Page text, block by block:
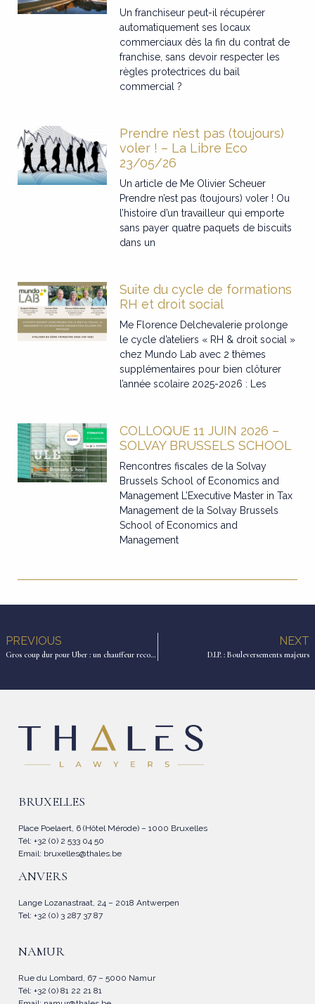
Un franchiseur peut-il récupérer
automatiquement ses locaux
commerciaux dès la fin du contrat de
franchise, sans devoir respecter les
règles protectrices du bail
commercial ?
Prendre n’est pas (toujours)
voler ! – La Libre Eco
23/05/26
Un article de Me Olivier Scheuer
Prendre n’est pas (toujours) voler ! Ou
l’histoire d’un travailleur qui emporte
sans payer quatre paquets de biscuits
dans un
Suite du cycle de formations
RH et droit social
Me Florence Delchevalerie prolonge
le cycle d’ateliers « RH & droit social »
chez Mundo Lab avec 2 thèmes
supplémentaires pour bien clôturer
l’année scolaire 2025-2026 : Les
COLLOQUE 11 JUIN 2026 –
SOLVAY BRUSSELS SCHOOL
Rencontres fiscales de la Solvay
Brussels School of Economics and
Management L’Executive Master in Tax
Management de la Solvay Brussels
School of Economics and
Management
PREVIOUS
Gros coup dur pour Uber : un chauffeur reconnu salarié par la justice belge
NEXT
D.I.P. : Bouleversements majeurs
BRUXELLES
Place Poelaert, 6 (Hôtel Mérode) – 1000 Bruxelles
Tél: +32 (0) 2 533 04 50
Email: bruxelles@thales.be
ANVERS
Lange Lozanastraat, 24 – 2018 Antwerpen
Tel: +32 (0) 3 287 37 87
NAMUR
Rue du Lombard, 67 – 5000 Namur
Tél: +32 (0) 81 22 21 81